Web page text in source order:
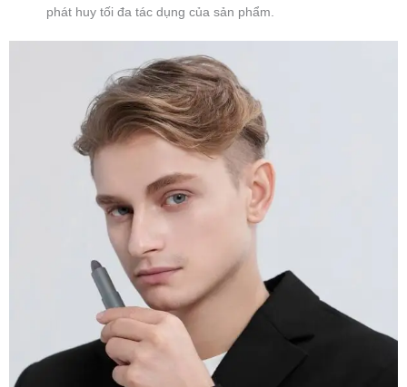
phát huy tối đa tác dụng của sản phẩm.